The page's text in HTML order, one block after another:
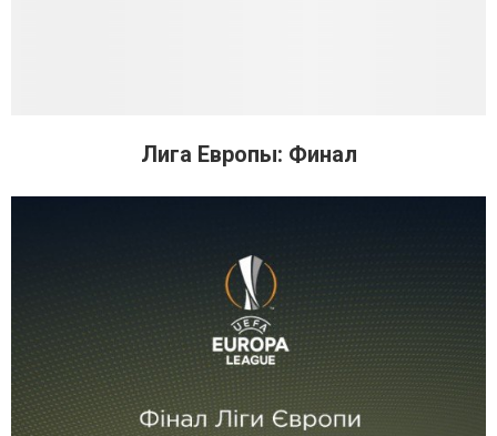
Лига Европы: Финал